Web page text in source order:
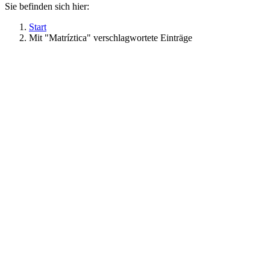
Sie befinden sich hier:
Start
Mit "Matríztica" verschlagwortete Einträge